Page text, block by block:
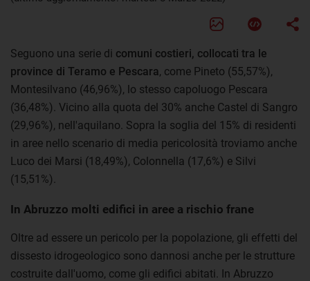
Seguono una serie di comuni costieri, collocati tra le
province di Teramo e Pescara, come Pineto (55,57%),
Montesilvano (46,96%), lo stesso capoluogo Pescara
(36,48%). Vicino alla quota del 30% anche Castel di Sangro
(29,96%), nell'aquilano. Sopra la soglia del 15% di residenti
in aree nello scenario di media pericolosità troviamo anche
Luco dei Marsi (18,49%), Colonnella (17,6%) e Silvi
(15,51%).
In Abruzzo molti edifici in aree a rischio frane
Oltre ad essere un pericolo per la popolazione, gli effetti del
dissesto idrogeologico sono dannosi anche per le strutture
costruite dall'uomo, come gli edifici abitati. In Abruzzo